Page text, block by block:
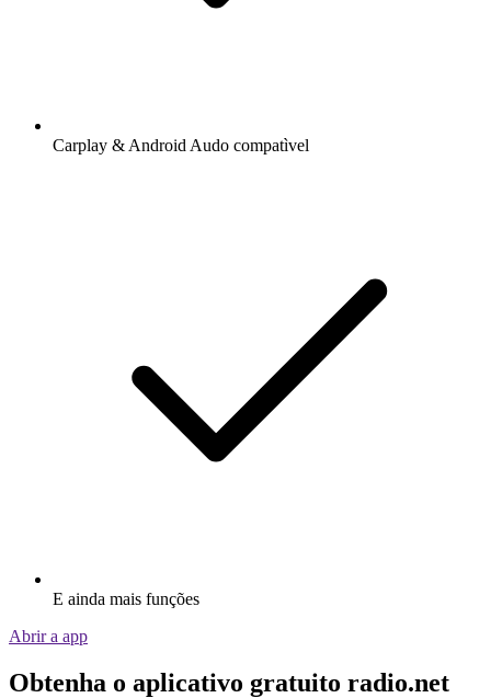
Carplay & Android Audo compatìvel
E ainda mais funções
Abrir a app
Obtenha o aplicativo gratuito radio.net